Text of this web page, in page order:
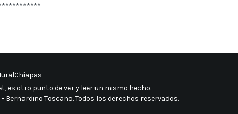
es otro punto de ver y leer un mismo hecho.
Toscano. Todos los derechos reservados.